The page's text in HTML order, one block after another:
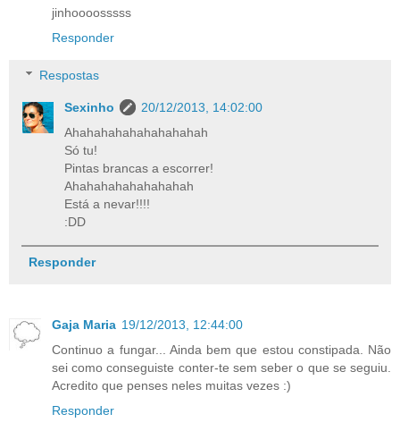
jinhoooosssss
Responder
Respostas
Sexinho
20/12/2013, 14:02:00
Ahahahahahahahahahah
Só tu!
Pintas brancas a escorrer!
Ahahahahahahahahah
Está a nevar!!!!
:DD
Responder
Gaja Maria 19/12/2013, 12:44:00
Continuo a fungar... Ainda bem que estou constipada. Não
sei como conseguiste conter-te sem seber o que se seguiu.
Acredito que penses neles muitas vezes :)
Responder